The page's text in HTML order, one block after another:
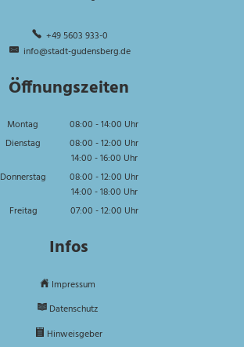
+49 5603 933-0
info@stadt-gudensberg.de
Öffnungszeiten
Montag 08:00 -14:00 Uhr
Von 08:00 bis 14:00 Uhr
Dienstag 08:00 -12:00 Uhr
Von 08:00 bis 12:00 Uhr
14:00 -16:00 Uhr
Von 14:00 bis 16:00 Uhr
Donnerstag 08:00 -12:00 Uhr
Von 08:00 bis 12:00 Uhr
14:00 -18:00 Uhr
Von 14:00 bis 18:00 Uhr
Freitag 07:00 -12:00 Uhr
Infos
Impressum
Datenschutz
Hinweisgeber